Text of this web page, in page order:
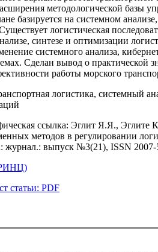
методологической базы
базируется на системном
логистическая
синтезе и оптимизации
системного анализа,
Сделан вывод о практической
работы морского
логистика, системный
ссылка: Эглит Я.Я.,
методов в регулировании
журнал.: выпуск №3(21), ISSN
статьи: PDF